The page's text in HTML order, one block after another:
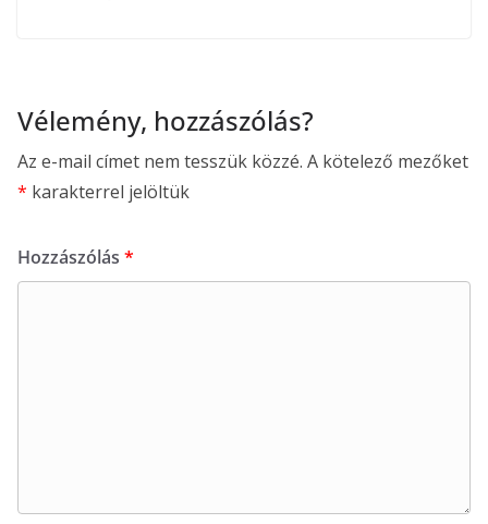
Vélemény, hozzászólás?
Az e-mail címet nem tesszük közzé. A kötelező mezőket
* karakterrel jelöltük
Hozzászólás *